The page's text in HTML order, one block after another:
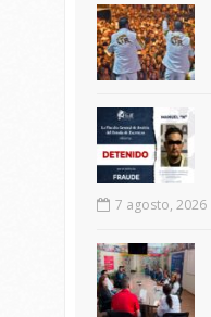
7 agosto, 2026